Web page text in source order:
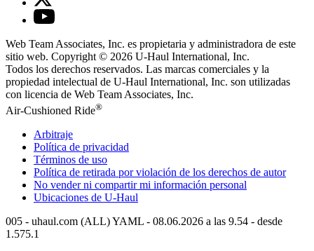
Web Team Associates, Inc. es propietaria y administradora de este
sitio web. Copyright © 2026 U-Haul International, Inc.
Todos los derechos reservados. Las marcas comerciales y la
propiedad intelectual de U-Haul International, Inc. son utilizadas
con licencia de Web Team Associates, Inc.
Air-Cushioned Ride®
Arbitraje
Política de privacidad
Términos de uso
Política de retirada por violación de los derechos de autor
No vender ni compartir mi información personal
Ubicaciones de U-Haul
005 - uhaul.com (ALL) YAML - 08.06.2026 a las 9.54 - desde
1.575.1